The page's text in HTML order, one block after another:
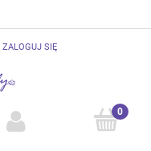
ZALOGUJ SIĘ